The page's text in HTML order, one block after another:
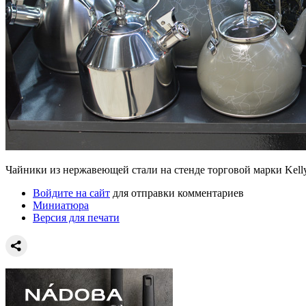
Чайники из нержавеющей стали на стенде торговой марки
Войдите на сайт для отправки комментариев
Миниатюра
Версия для печати